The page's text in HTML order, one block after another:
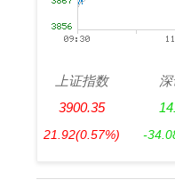
上证指数
3900.35
21.92(0.57%) -